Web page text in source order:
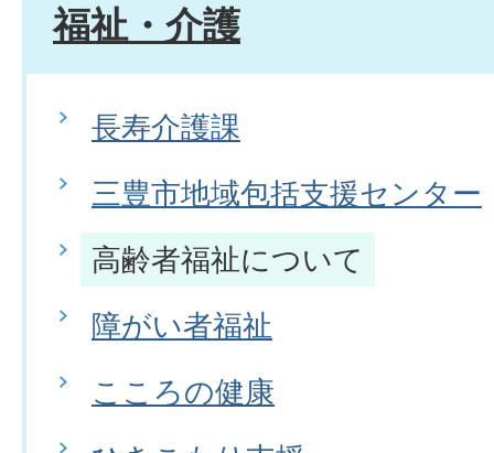
福祉・介護
長寿介護課
三豊市地域包括支援センター
高齢者福祉について
障がい者福祉
こころの健康